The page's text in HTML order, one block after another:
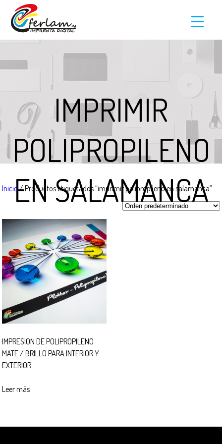
IMPRIMIR
POLIPROPILENO
EN SALAMANCA
Inicio/ Productos etiquetados “imprimir polipropileno en salamanca”
IMPRESION DE POLIPROPILENO
MATE / BRILLO PARA INTERIOR Y
EXTERIOR
Leer más